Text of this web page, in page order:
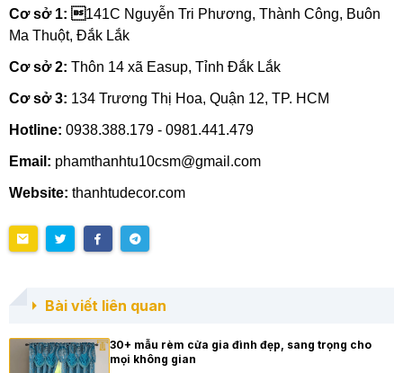
Cơ sở 1: 141C Nguyễn Tri Phương, Thành Công, Buôn
Ma Thuột, Đắk Lắk
Cơ sở 2: Thôn 14 xã Easup, Tỉnh Đắk Lắk
Cơ sở 3: 134 Trương Thị Hoa, Quận 12, TP. HCM
Hotline: 0938.388.179 - 0981.441.479
Email: phamthanhtu10csm@gmail.com
Website: thanhtudecor.com
Bài viết liên quan
30+ mẫu rèm cửa gia đình đẹp, sang trọng cho
mọi không gian